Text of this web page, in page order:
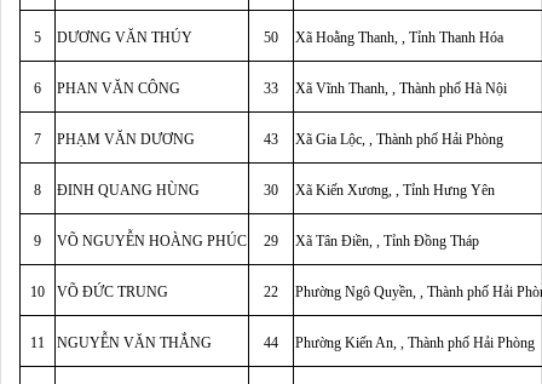
5 DƯƠNG VĂN THÚY 50 Xã Hoằng Thanh, , Tỉnh Thanh Hóa
6 PHAN VĂN CÔNG 33 Xã Vĩnh Thanh, , Thành phố Hà Nội
7 PHẠM VĂN DƯƠNG 43 Xã Gia Lộc, , Thành phố Hải Phòng
8 ĐINH QUANG HÙNG 30 Xã Kiến Xương, , Tỉnh Hưng Yên
9 VÕ NGUYỄN HOÀNG PHÚC 29 Xã Tân Điền, , Tỉnh Đồng Tháp
10 VÕ ĐỨC TRUNG 22 Phường Ngô Quyền, , Thành phố Hải
11 NGUYỄN VĂN THẮNG 44 Phường Kiến An, , Thành phố Hải Phòng